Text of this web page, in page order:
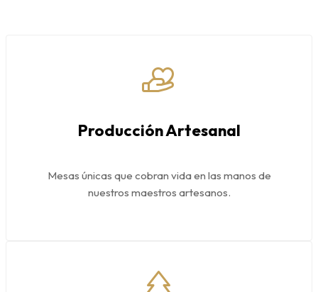
Producción Artesanal
Mesas únicas que cobran vida en las manos de
nuestros maestros artesanos.